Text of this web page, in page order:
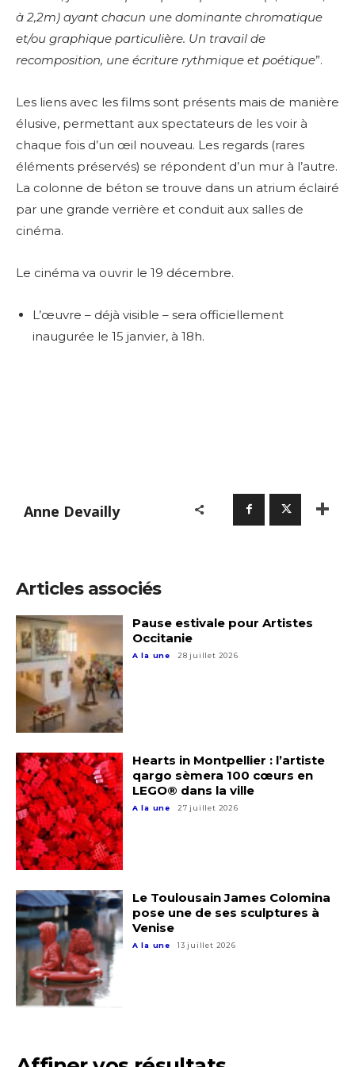
Adresse email*
Prénom
Statut / Organisation
J'accepte lestermes et conditions
* Champ obligatoire
Adresse email*
Nom
Prénom
Statut / Organisation
à 2,2m) ayant chacun une dominante chromatique
et/ou graphique particulière. Un travail de
recomposition, une écriture rythmique et poétique”.
Les liens avec les films sont présents mais de manière
élusive, permettant aux spectateurs de les voir à
chaque fois d’un œil nouveau. Les regards (rares
éléments préservés) se répondent d’un mur à l’autre.
La colonne de béton se trouve dans un atrium éclairé
par une grande verrière et conduit aux salles de
cinéma.
Le cinéma va ouvrir le 19 décembre.
L’œuvre – déjà visible – sera officiellement
inaugurée le 15 janvier, à 18h.
Anne Devailly
Articles associés
Pause estivale pour Artistes
Occitanie
A la une 28 juillet 2026
Hearts in Montpellier : l’artiste
qargo sèmera 100 cœurs en
LEGO® dans la ville
A la une 27 juillet 2026
Le Toulousain James Colomina
pose une de ses sculptures à
Venise
A la une 13 juillet 2026